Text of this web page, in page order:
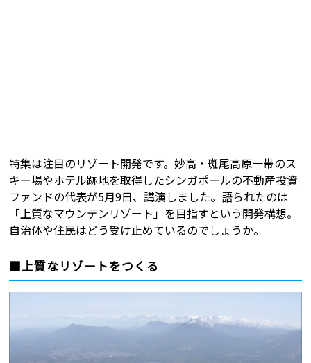
特集は注目のリゾート開発です。妙高・斑尾高原一帯のス
キー場やホテル跡地を取得したシンガポールの不動産投資
ファンドの代表が5月9日、講演しました。語られたのは
「上質なマウンテンリゾート」を目指すという開発構想。
自治体や住民はどう受け止めているのでしょうか。
■上質なリゾートをつくる